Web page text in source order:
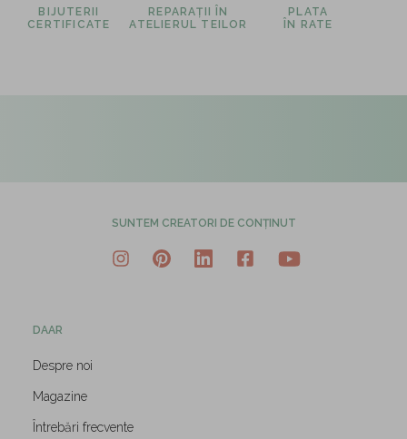
BIJUTERII
CERTIFICATE
REPARAȚII ÎN
ATELIERUL TEILOR
PLATA
ÎN RATE
SUNTEM CREATORI DE CONȚINUT
DAAR
Despre noi
Magazine
Întrebări frecvente